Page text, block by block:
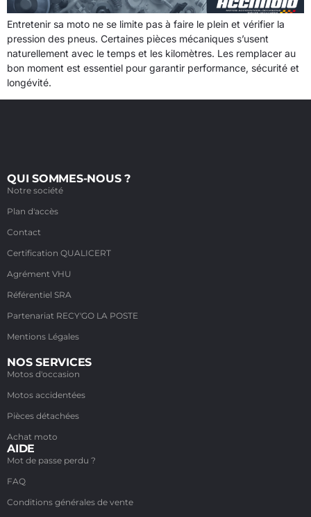
Entretenir sa moto ne se limite pas à faire le plein et vérifier la
pression des pneus. Certaines pièces mécaniques s’usent
naturellement avec le temps et les kilomètres. Les remplacer au
bon moment est essentiel pour garantir performance, sécurité et
longévité.
QUI SOMMES-NOUS ?
Notre société
Plan d'accès
Contact
Certification QUALICERT
Agrément VHU
Référentiel SRA
Partenariat RECY'GO LA POSTE
Mentions Légales
NOS SERVICES
Motos d'occasion
Motos accidentées
Pièces détachées
Achat moto
AIDE
Mot de passe perdu ?
FAQ
Conditions générales de vente